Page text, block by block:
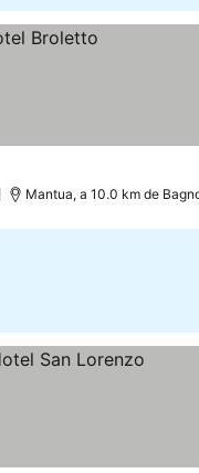
Mantua, a 10.0 km de